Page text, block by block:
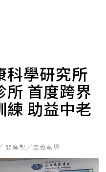
科學研究所
所 首度跨界
練 助益中老
閻廣聖／嘉義報導